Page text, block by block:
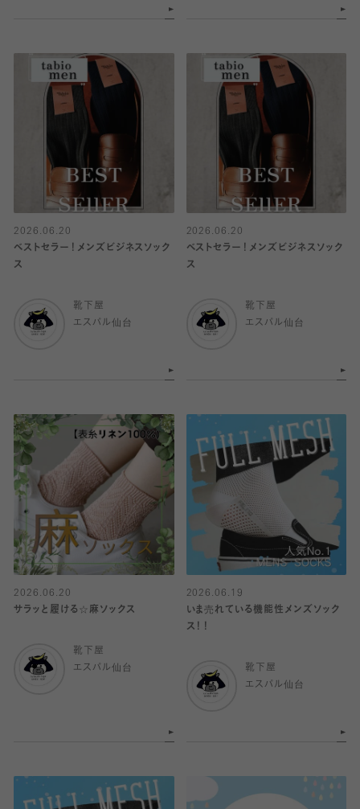
2026.06.20
ベストセラー！メンズビジネスソック
ス
靴下屋
エスパル仙台
2026.06.20
ベストセラー！メンズビジネスソック
ス
靴下屋
エスパル仙台
2026.06.20
サラッと履ける☆麻ソックス
靴下屋
エスパル仙台
2026.06.19
いま売れている機能性メンズソック
ス！！
靴下屋
エスパル仙台